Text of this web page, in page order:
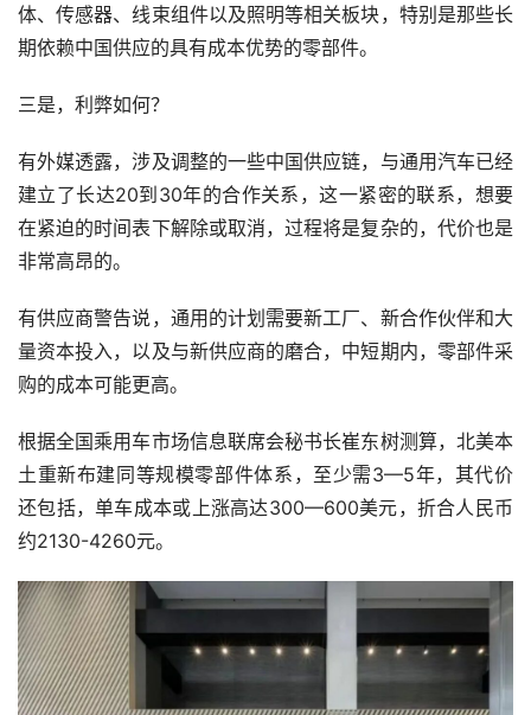
体、传感器、线束组件以及照明等相关板块，特别是那些长
期依赖中国供应的具有成本优势的零部件。
三是，利弊如何？
有外媒透露，涉及调整的一些中国供应链，与通用汽车已经
建立了长达20到30年的合作关系，这一紧密的联系，想要
在紧迫的时间表下解除或取消，过程将是复杂的，代价也是
非常高昂的。
有供应商警告说，通用的计划需要新工厂、新合作伙伴和大
量资本投入，以及与新供应商的磨合，中短期内，零部件采
购的成本可能更高。
根据全国乘用车市场信息联席会秘书长崔东树测算，北美本
土重新布建同等规模零部件体系，至少需3—5年，其代价
还包括，单车成本或上涨高达300—600美元，折合人民币
约2130-4260元。